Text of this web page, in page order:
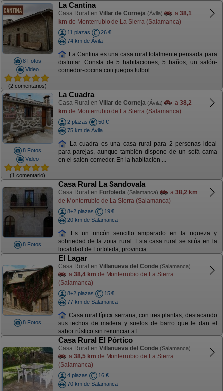
8 Fotos
Video
(2 comentarios)
La Cantina
Casa Rural en Villar de Corneja (Ávila) a 38,1
km de Monterrubio de La Sierra (Salamanca)
11 plazas
26 €
74 km de Ávila
La Cantina es una casa rural totalmente pensada para
disfrutar. Consta de 5 habitaciones, 5 baños, un salón-
comedor-cocina con juegos futbol ...
8 Fotos
Video
(1 comentario)
La Cuadra
Casa Rural en Villar de Corneja (Ávila) a 38,2
km de Monterrubio de La Sierra (Salamanca)
2 plazas
50 €
75 km de Ávila
La cuadra es una casa rural para 2 personas ideal
para parejas, aunque también dispone de un sofá cama
en el salón-comedor. En la habitación ...
8 Fotos
Casa Rural La Sandovala
Casa Rural en Forfoleda (Salamanca) a 38,2 km
de Monterrubio de La Sierra (Salamanca)
8+2 plazas
19 €
20 km de Salamanca
Es un rincón sencillo amparado en la riqueza y
sobriedad de la zona rural. Esta casa rural se sitúa en la
localidad de Forfoleda, provincia ...
8 Fotos
El Lagar
Casa Rural en Villanueva del Conde (Salamanca)
a 38,4 km de Monterrubio de La Sierra
(Salamanca)
8+2 plazas
15 €
77 km de Salamanca
Casa rural típica serrana, con tres plantas, destacando
sus techos de madera y suelos de barro que le dan el
sabor rústico sin renunciar a l ...
Casa Rural El Pórtico
Casa Rural en Villanueva del Conde (Salamanca)
a 38,5 km de Monterrubio de La Sierra
(Salamanca)
4 plazas
16 €
70 km de Salamanca